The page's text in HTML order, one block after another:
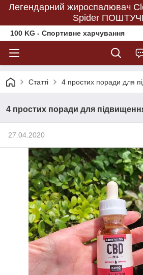
Легендарний жироспалювач
Spider
100 KG - Спортивне харчування
Статті 4 простих поради для
4 простих поради для
27.04.2020